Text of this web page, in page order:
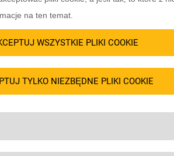
sprawne
Chcą Państwo zaoferować
możemy również
zindywidualizowane
towarów, zajmujemy się
materiałów reklamowych.
rozwiązanie logistyczne dla
na ten temat.
WSZYSTKIE PLIKI COOKIE
TYLKO NIEZBĘDNE PLIKI COOKIE